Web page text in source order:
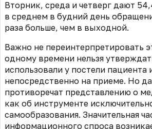
Вторник, среда и четверг дают
в среднем в будний день
раза больше, чем в выходной.
Важно не переинтерпретировать
одному времени нельзя
использовали у постели пациента
непосредственно на приеме. Но
противоречат представлению о
как об инструменте
самообразования. Значительная
информационного спроса